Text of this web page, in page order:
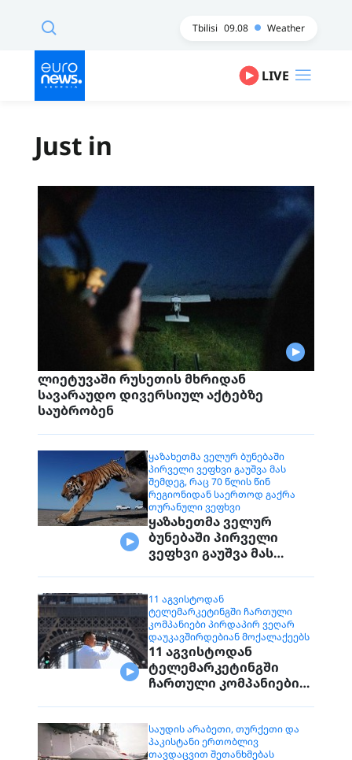
Tbilisi 09.08 Weather
LIVE
Just in
ლიეტუვაში რუსეთის მხრიდან
სავარაუდო დივერსიულ აქტებზე
საუბრობენ
ᲧᲐᲖᲐᲮᲔᲗᲛᲐ ᲕᲔᲚᲣᲠ ᲑᲣᲜᲔᲑᲐᲨᲘ
ᲞᲘᲠᲕᲔᲚᲘ ᲕᲔᲤᲮᲕᲘ ᲒᲐᲣᲨᲕᲐ ᲛᲐᲡ
ᲨᲔᲛᲓᲔᲒ, ᲠᲐᲪ 70 ᲬᲚᲘᲡ ᲬᲘᲜ
ᲠᲔᲒᲘᲝᲜᲘᲓᲐᲜ ᲡᲐᲔᲠᲗᲝᲓ ᲒᲐᲥᲠᲐ
ᲗᲣᲠᲐᲜᲣᲚᲘ ᲕᲔᲤᲮᲕᲘ
ყაზახეთმა ველურ
ბუნებაში პირველი
ვეფხვი გაუშვა მას
საერთოდ გაქრა
თურანული ვეფხვი
11 ᲐᲒᲕᲘᲡᲢᲝᲓᲐᲜ
ᲢᲔᲚᲔᲛᲐᲠᲙᲔᲢᲘᲜᲒᲨᲘ ᲩᲐᲠᲗᲣᲚᲘ
ᲙᲝᲛᲞᲐᲜᲘᲔᲑᲘ ᲞᲘᲠᲓᲐᲞᲘᲠ ᲕᲔᲦᲐᲠ
ᲓᲐᲣᲙᲐᲕᲨᲘᲠᲓᲔᲑᲘᲐᲜ ᲛᲝᲥᲐᲚᲐᲥᲔᲔᲑᲡ
11 აგვისტოდან
ტელემარკეტინგში
ჩართული კომპანიები
მოქალაქეებს
ᲡᲐᲣᲓᲘᲡ ᲐᲠᲐᲑᲔᲗᲘ, ᲗᲣᲠᲥᲔᲗᲘ ᲓᲐ
ᲞᲐᲙᲘᲡᲢᲐᲜᲘ ᲔᲠᲗᲝᲑᲚᲘᲕ
ᲗᲐᲕᲓᲐᲪᲕᲘᲗ ᲨᲔᲗᲐᲜᲮᲛᲔᲑᲐᲡ